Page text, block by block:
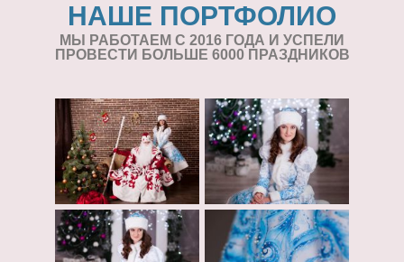
НАШЕ ПОРТФОЛИО
МЫ РАБОТАЕМ С 2016 ГОДА И УСПЕЛИ
ПРОВЕСТИ БОЛЬШЕ 6000 ПРАЗДНИКОВ